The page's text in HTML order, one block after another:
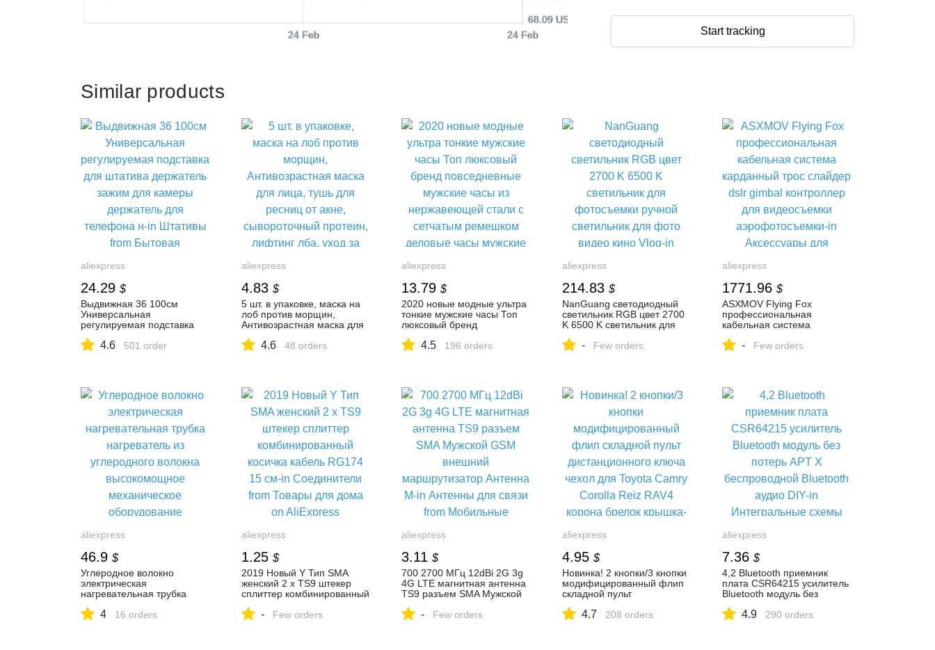
24 Feb 24 Feb
68.09 USD
Start tracking
Similar products
aliexpress
24.29 $
Выдвижная 36 100см
Универсальная
регулируемая подставка
зажим для камеры
4.6 501 order
aliexpress
4.83 $
5 шт. в упаковке, маска на
лоб против морщин,
Антивозрастная маска для
акне, сывороточный
from Красота и здоровье on
AliExpress
4.6 48 orders
aliexpress
13.79 $
2020 новые модные ультра
тонкие мужские часы Топ
люксовый бренд
часы из нержавеющей
AliExpress
4.5 196 orders
aliexpress
214.83 $
NanGuang светодиодный
светильник RGB цвет 2700
K 6500 K светильник для
светильник для фото видео
электроника on AliExpress
- Few orders
aliexpress
1771.96 $
ASXMOV Flying Fox
профессиональная
кабельная система
dslr gimbal контроллер для
фотостудии from Бытовая
электроника on AliExpress
- Few orders
aliexpress
46.9 $
Углеродное волокно
электрическая
нагревательная трубка
волокна высокомощное
4 16 orders
aliexpress
1.25 $
2019 Новый Y Тип SMA
женский 2 x TS9 штекер
сплиттер комбинированный
см-in Соединители from
- Few orders
aliexpress
3.11 $
700 2700 МГц 12dBi 2G 3g
4G LTE магнитная антенна
TS9 разъем SMA Мужской
маршрутизатор Антенна M-
- Few orders
aliexpress
4.95 $
Новинка! 2 кнопки/3 кнопки
модифицированный флип
складной пульт
чехол для Toyota Camry
4.7 208 orders
aliexpress
7.36 $
4,2 Bluetooth приемник
плата CSR64215 усилитель
Bluetooth модуль без
беспроводной Bluetooth
4.9 290 orders